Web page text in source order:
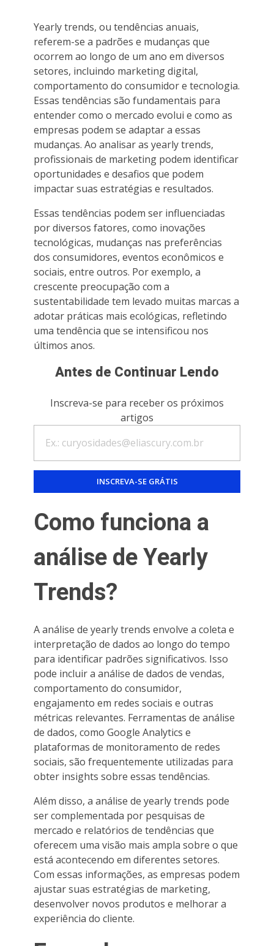
Yearly trends, ou tendências anuais,
referem-se a padrões e mudanças que
ocorrem ao longo de um ano em diversos
setores, incluindo marketing digital,
comportamento do consumidor e tecnologia.
Essas tendências são fundamentais para
entender como o mercado evolui e como as
empresas podem se adaptar a essas
mudanças. Ao analisar as yearly trends,
profissionais de marketing podem identificar
oportunidades e desafios que podem
impactar suas estratégias e resultados.
Essas tendências podem ser influenciadas
por diversos fatores, como inovações
tecnológicas, mudanças nas preferências
dos consumidores, eventos econômicos e
sociais, entre outros. Por exemplo, a
crescente preocupação com a
sustentabilidade tem levado muitas marcas a
adotar práticas mais ecológicas, refletindo
uma tendência que se intensificou nos
últimos anos.
Antes de Continuar Lendo
Inscreva-se para receber os próximos
artigos
Como funciona a
análise de Yearly
Trends?
A análise de yearly trends envolve a coleta e
interpretação de dados ao longo do tempo
para identificar padrões significativos. Isso
pode incluir a análise de dados de vendas,
comportamento do consumidor,
engajamento em redes sociais e outras
métricas relevantes. Ferramentas de análise
de dados, como Google Analytics e
plataformas de monitoramento de redes
sociais, são frequentemente utilizadas para
obter insights sobre essas tendências.
Além disso, a análise de yearly trends pode
ser complementada por pesquisas de
mercado e relatórios de tendências que
oferecem uma visão mais ampla sobre o que
está acontecendo em diferentes setores.
Com essas informações, as empresas podem
ajustar suas estratégias de marketing,
desenvolver novos produtos e melhorar a
experiência do cliente.